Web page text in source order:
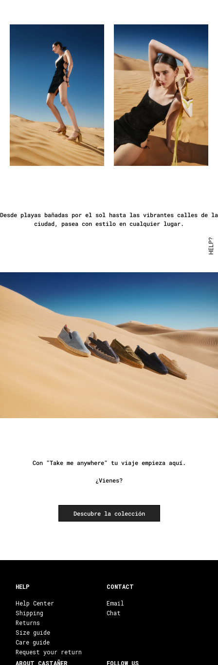
Desde playas bañadas por el sol hasta las vibrantes calles de la
ciudad, pasea con estilo en cualquier lugar.
Con "Take me anywhere" tu viaje empieza aquí.
¿Vienes?
Descubre la colección
CONTACT
Email
Chat
HELP
Help Center
Shipping
Returns
Size guide
Care guide
Request your return
ABOUT CASTAÑER
FOLLOW US
HELP?